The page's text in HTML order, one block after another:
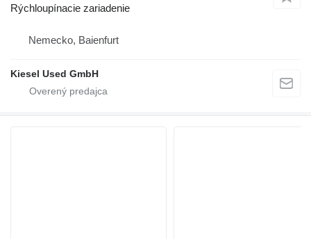
Rýchloupínacie zariadenie
Nemecko, Baienfurt
Kiesel Used GmbH